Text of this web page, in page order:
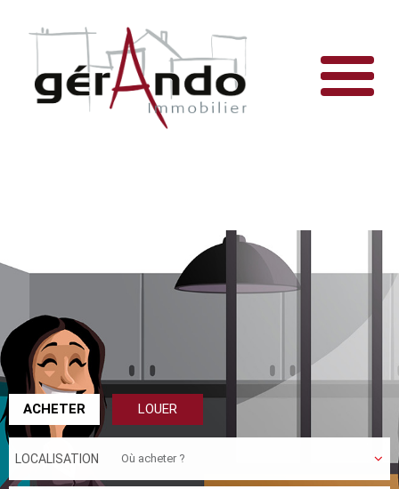
ACHETER LOUER
LOCALISATION